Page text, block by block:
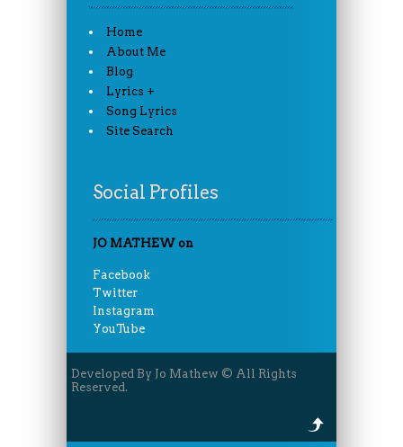
Home
About Me
Blog
Lyrics +
Song Lyrics
Site Search
Social Profiles
JO MATHEW on
Facebook
Twitter
Instagram
YouTube
Developed By Jo Mathew © All Rights
Reserved.